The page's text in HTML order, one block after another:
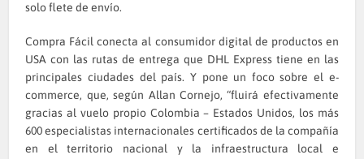
solo flete de envío.
Compra Fácil conecta al consumidor digital de productos en
USA con las rutas de entrega que DHL Express tiene en las
principales ciudades del país. Y pone un foco sobre el e-
commerce, que, según Allan Cornejo, “fluirá efectivamente
gracias al vuelo propio Colombia – Estados Unidos, los más
600 especialistas internacionales certificados de la compañía
en el territorio nacional y la infraestructura local e